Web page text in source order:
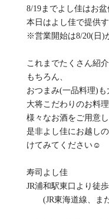
8/19までよし佳はお盆
本日はよし佳で提供
※営業開始は8/20(日)
これまでたくさん紹
もちろん、
おつまみ(一品料理)も
大将こだわりのお料
様々なお酒をご用意
是非よし佳にお越し
けてみてください☺️
寿司よし佳
JR浦和駅東口より徒
(JR東海道線、ま